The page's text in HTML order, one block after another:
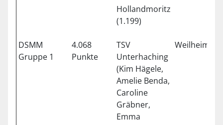
Hollandmoritz
(1.199)
DSMM
Gruppe 1
4.068
Punkte
TSV
Unterhaching
(Kim Hägele,
Amelie Benda,
Caroline
Gräbner,
Emma
Weilheim